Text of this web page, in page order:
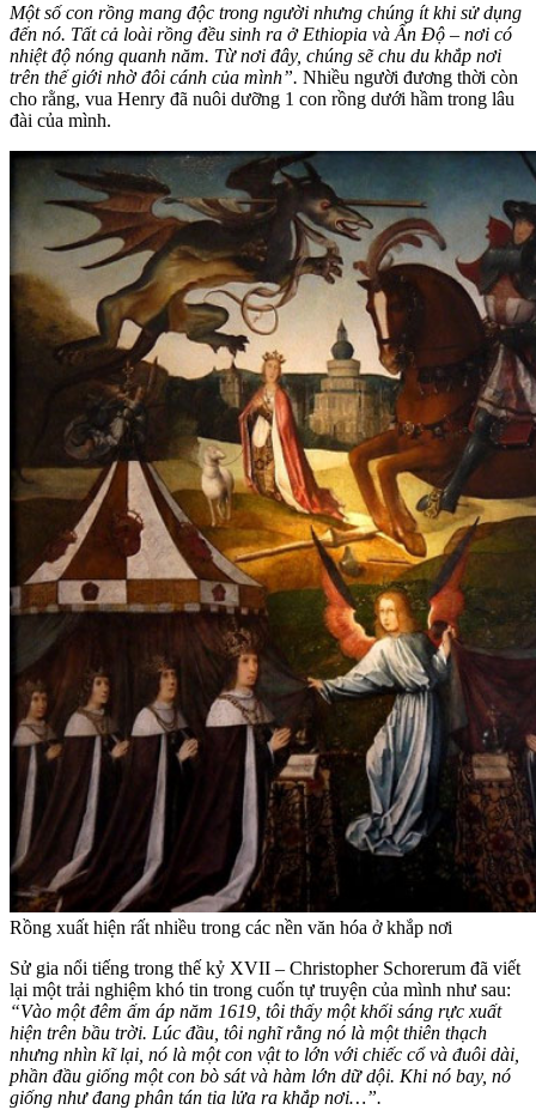
Một số con rồng mang độc trong người nhưng chúng ít khi sử dụng
đến nó. Tất cả loài rồng đều sinh ra ở Ethiopia và Ấn Độ – nơi có
nhiệt độ nóng quanh năm. Từ nơi đây, chúng sẽ chu du khắp nơi
trên thế giới nhờ đôi cánh của mình”. Nhiều người đương thời còn
cho rằng, vua Henry đã nuôi dưỡng 1 con rồng dưới hầm trong lâu
đài của mình.
Rồng xuất hiện rất nhiều trong các nền văn hóa ở khắp nơi
Sử gia nổi tiếng trong thế kỷ XVII – Christopher Schorerum đã viết
lại một trải nghiệm khó tin trong cuốn tự truyện của mình như sau:
“Vào một đêm ấm áp năm 1619, tôi thấy một khối sáng rực xuất
hiện trên bầu trời. Lúc đầu, tôi nghĩ rằng nó là một thiên thạch
nhưng nhìn kĩ lại, nó là một con vật to lớn với chiếc cổ và đuôi dài,
phần đầu giống một con bò sát và hàm lớn dữ dội. Khi nó bay, nó
giống như đang phân tán tia lửa ra khắp nơi…”.